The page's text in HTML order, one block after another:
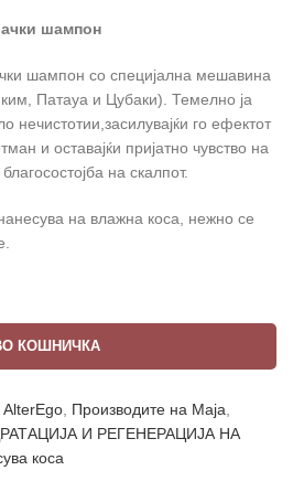
шампон
шампон со специјална мешавина
Патауа и Цубаки). Темелно ја
нечистотии,засилувајќи го ефектот
и оставајќи пријатно чувство на
на скалпот.
на влажна коса, нежно се
КОШНИЧКА
AlterEgo Производите на Маја
И РЕГЕНЕРАЦИЈА НА
коса